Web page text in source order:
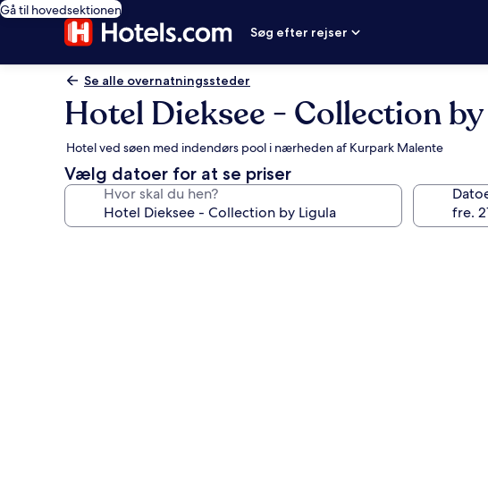
Gå til hovedsektionen
Søg efter rejser
Se alle overnatningssteder
Hotel Dieksee - Collection
Hotel ved søen med indendørs pool i nærheden af Kurpark Malente
Vælg datoer for at se priser
Hvor skal du hen?